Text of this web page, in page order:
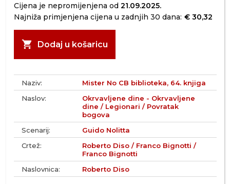
Cijena je nepromijenjena od 21.09.2025.
Najniža primjenjena cijena u zadnjih 30 dana: € 30,32
shopping_cart Dodaj u košaricu
Naziv:
Mister No CB biblioteka, 64. knjiga
Naslov:
Okrvavljene dine - Okrvavljene
dine / Legionari / Povratak
bogova
Scenarij:
Guido Nolitta
Crtež:
Roberto Diso / Franco Bignotti /
Franco Bignotti
Naslovnica:
Roberto Diso